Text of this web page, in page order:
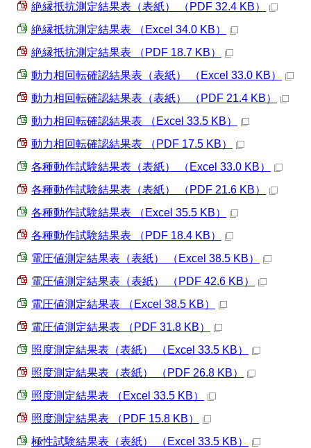
絶縁抵抗測定結果表（表紙） （PDF 32.4 KB）
絶縁抵抗測定結果表 （Excel 34.0 KB）
絶縁抵抗測定結果表 （PDF 18.7 KB）
動力相回転確認結果表（表紙） （Excel 33.0 KB）
動力相回転確認結果表（表紙） （PDF 21.4 KB）
動力相回転確認結果表 （Excel 33.5 KB）
動力相回転確認結果表 （PDF 17.5 KB）
各種動作試験結果表（表紙） （Excel 33.0 KB）
各種動作試験結果表（表紙） （PDF 21.6 KB）
各種動作試験結果表 （Excel 35.5 KB）
各種動作試験結果表 （PDF 18.4 KB）
電圧値測定結果表（表紙） （Excel 38.5 KB）
電圧値測定結果表（表紙） （PDF 42.6 KB）
電圧値測定結果表 （Excel 38.5 KB）
電圧値測定結果表 （PDF 31.8 KB）
照度測定結果表（表紙） （Excel 33.5 KB）
照度測定結果表（表紙） （PDF 26.8 KB）
照度測定結果表 （Excel 33.5 KB）
照度測定結果表 （PDF 15.8 KB）
極性試験結果表（表紙） （Excel 33.5 KB）